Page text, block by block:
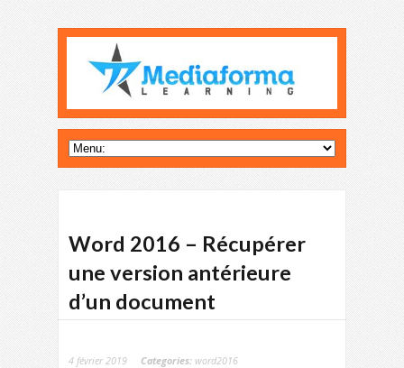
Word 2016 – Récupérer
une version antérieure
d’un document
4 février 2019 Categories: word2016